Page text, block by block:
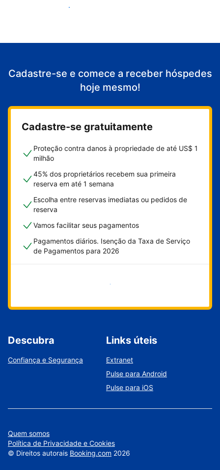
Comece a receber hóspedes
Cadastre-se e comece a receber hóspedes
hoje mesmo!
Cadastre-se gratuitamente
Proteção contra danos à propriedade de até US$ 1
milhão
45% dos proprietários recebem sua primeira
reserva em até 1 semana
Escolha entre reservas imediatas ou pedidos de
reserva
Vamos facilitar seus pagamentos
Pagamentos diários. Isenção da Taxa de Serviço
de Pagamentos para 2026
Comece agora
Descubra
Confiança e Segurança
Links úteis
Extranet
Pulse para Android
Pulse para iOS
Quem somos
Política de Privacidade e Cookies
© Direitos autorais Booking.com 2026